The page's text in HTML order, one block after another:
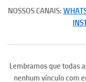
NOSSOS CANAIS:
Lembramos que todas
nenhum vínculo com